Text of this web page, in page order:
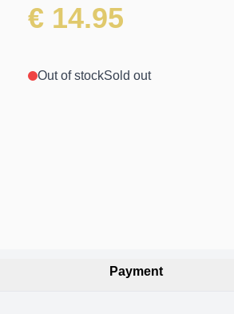
€ 14.95
Out of stockSold out
Payment